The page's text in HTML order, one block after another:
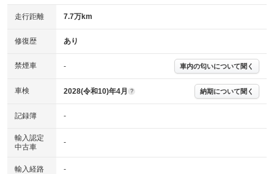
修復歴
骨格部位の先端付近、または後端付近に衝撃を受けた形跡
下さい。
※実際にお渡しするコンディションチェックシートにつきましては、形式
※グー鑑定の評価はあくまでも記載している鑑定日の鑑定結果となりま
走行距離 7.7万km
修復歴 あり
禁煙車 - 車内の匂いについて聞く
車検 2028(令和10)年4月 ? 納期について聞く
記録簿 -
輸入認定
中古車
-
輸入経路 -